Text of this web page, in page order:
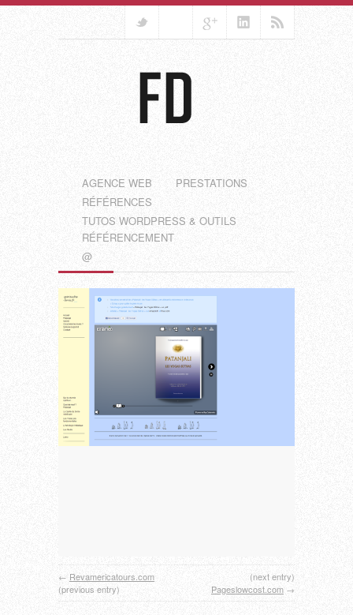
AGENCE WEB
PRESTATIONS
RÉFÉRENCES
TUTOS WORDPRESS & OUTILS
RÉFÉRENCEMENT
@
← Revamericatours.com
(previous entry)
(next entry)
Pageslowcost.com →